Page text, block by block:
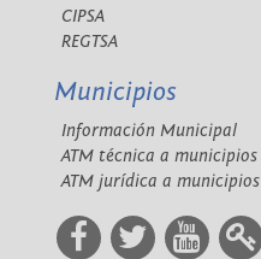
CIPSA
REGTSA
Municipios
Información Municipal
ATM técnica a municipios
ATM jurídica a municipios